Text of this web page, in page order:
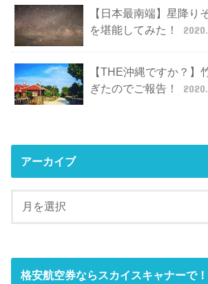
【日本最南端】星降り
を堪能してみた！
【THE沖縄ですか？】
ぎたのでご報告！
アーカイブ
格安航空券ならスカイスキャナーで！